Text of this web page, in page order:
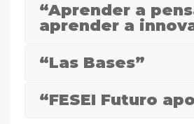
“Aprender a
aprender a
“Las Bases”
“FESEI Futuro